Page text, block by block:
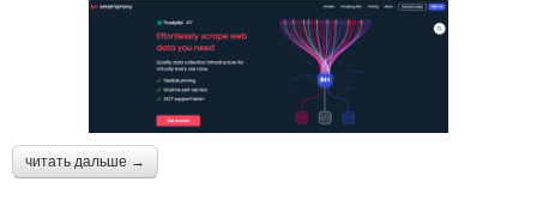
читать дальше →